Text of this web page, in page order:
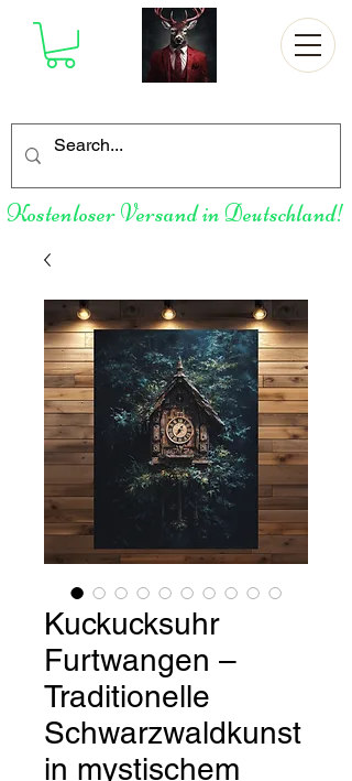
Kostenloser Versand in Deutschland!
Kuckucksuhr
Furtwangen –
Traditionelle
Schwarzwaldkunst
in mystischem